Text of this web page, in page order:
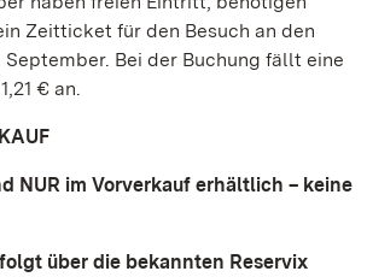
Zeitticket für den Besuch an den
September. Bei der Buchung fällt eine
€ an.
NUR im Vorverkauf erhältlich – keine
über die bekannten Reservix